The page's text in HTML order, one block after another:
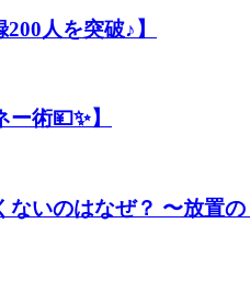
人を突破♪】
術💴✨】
ないのはなぜ？ 〜放置